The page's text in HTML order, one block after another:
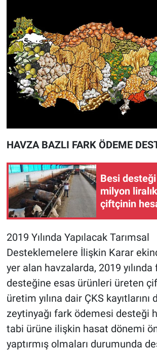
HAVZA BAZLI FARK ÖDEME
Besi
milyon
çiftçinin
2019 Yılında Yapılacak Tarımsal
Desteklemelere İlişkin Karar
yer alan havzalarda, 2019
desteğine esas ürünleri üreten
üretim yılına dair ÇKS
zeytinyağı fark ödemesi desteği
tabi ürüne ilişkin hasat dönemi
yaptırmış olmaları durumunda